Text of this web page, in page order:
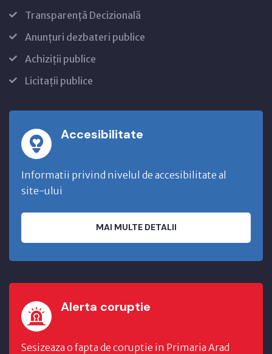
Transparență Decizională
Anunțuri dezbateri publice
Achiziții publice
Licitații publice
Accesibilitate
Informatii privind nivelul de accesibilitate al
site-ului
MAI MULTE DETALII
Alerta coruptie
Sesizeaza o fapta de coruptie in Primaria Arad